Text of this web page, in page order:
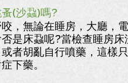
(沙蝨)嗎?
，無論在睡房，大廳，
是床蝨呢?當檢查睡房床
者胡亂自行噴藥，這樣
下藥。